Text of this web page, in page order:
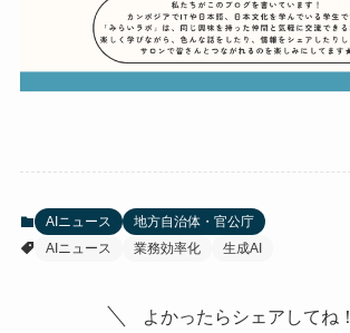
AIニュース
地方自治体・官公庁
AIニュース
業務効率化 生成AI
よかったらシェアしてね！